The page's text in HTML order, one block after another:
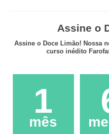
Assine o
Assine o Doce Limão! Nossa
curso inédito
1
mês